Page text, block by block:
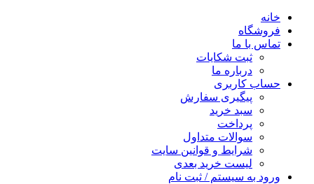
خانه
فروشگاه
تماس با ما
ثبت شکایات
درباره ما
حساب کاربری
پیگیری سفارش
سبد خرید
پرداخت
سوالات متداول
شرایط و قوانین سایت
لیست خرید بعدی
ورود به سیستم / ثبت نام